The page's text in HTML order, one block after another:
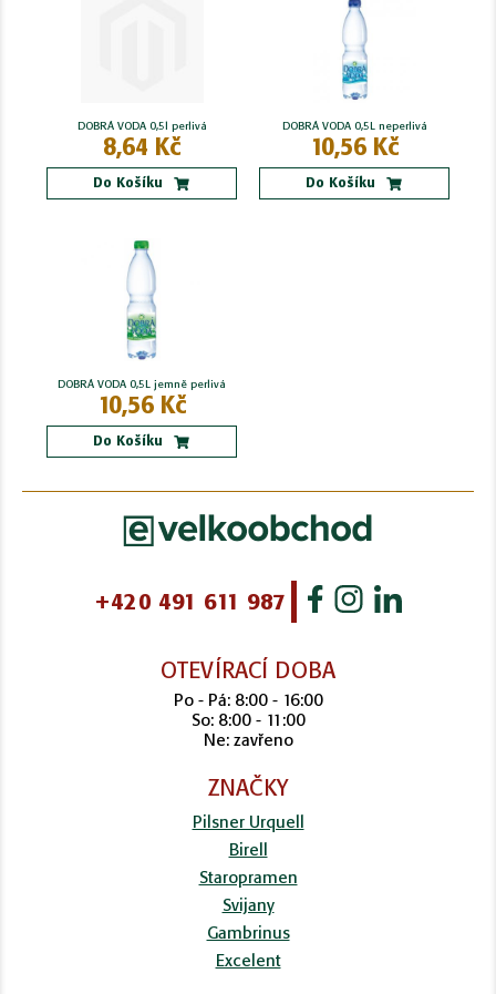
DOBRÁ VODA 0,5l perlivá
8,64 Kč
Do Košíku
DOBRÁ VODA 0,5L neperlivá
10,56 Kč
Do Košíku
DOBRÁ VODA 0,5L jemně perlivá
10,56 Kč
Do Košíku
+420 491 611 987
OTEVÍRACÍ DOBA
Po - Pá: 8:00 - 16:00
So: 8:00 - 11:00
Ne: zavřeno
ZNAČKY
Pilsner Urquell
Birell
Staropramen
Svijany
Gambrinus
Excelent